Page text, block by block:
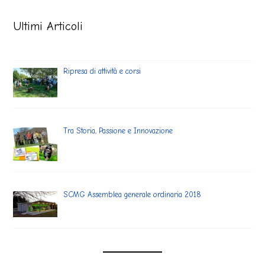
Ultimi Articoli
Ripresa di attività e corsi
Tra Storia, Passione e Innovazione
SCMG Assemblea generale ordinaria 2018